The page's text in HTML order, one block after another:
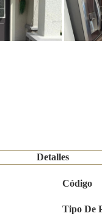
Detalles
Código
Tipo De